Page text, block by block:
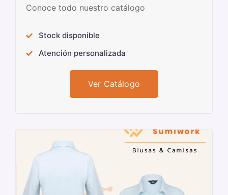
Conoce todo nuestro catálogo
Stock disponible
Atención personalizada
Ver Catálogo